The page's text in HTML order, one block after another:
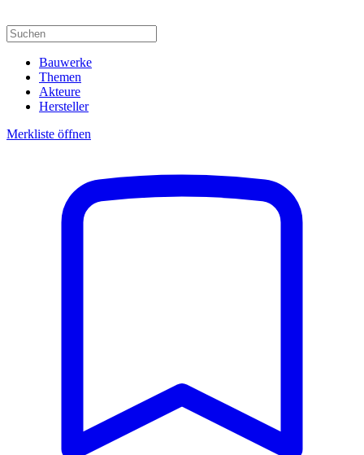
Bauwerke
Themen
Akteure
Hersteller
Merkliste öffnen